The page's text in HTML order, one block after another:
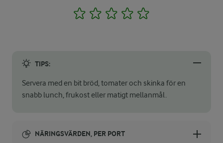
1 2 3 4
TIPS:
Servera med en bit bröd, tomater och skinka för en
snabb lunch, frukost eller matigt mellanmål.
NÄRINGSVÄRDEN, PER PORT